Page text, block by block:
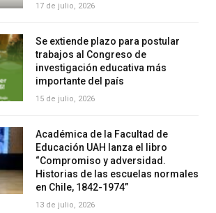
17 de julio, 2026
Se extiende plazo para postular
trabajos al Congreso de
investigación educativa más
importante del país
15 de julio, 2026
Académica de la Facultad de
Educación UAH lanza el libro
“Compromiso y adversidad.
Historias de las escuelas normales
en Chile, 1842-1974”
13 de julio, 2026